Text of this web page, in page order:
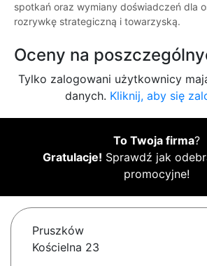
spotkań oraz wymiany doświadczeń dla
rozrywkę strategiczną i towarzyską.
Oceny na
Tylko zalogowani użytkownicy
danych. Kliknij, aby się
To Twoja firma?
Gratulacje! Sprawdź jak
promocyjne!
Pruszków
Kościelna 23